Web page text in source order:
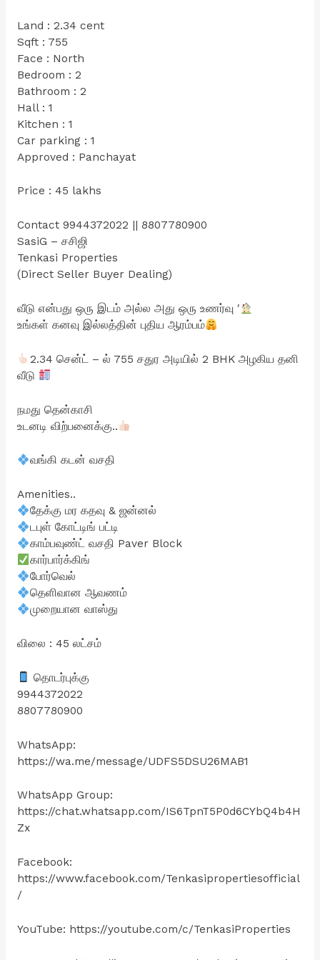
Land : 2.34 cent
Sqft : 755
Face : North
Bedroom : 2
Bathroom : 2
Hall : 1
Kitchen : 1
Car parking : 1
Approved : Panchayat
Price : 45 lakhs
Contact 9944372022 || 8807780900
SasiG – சசிஜி
Tenkasi Properties
(Direct Seller Buyer Dealing)
வீடு என்பது ஒரு இடம் அல்ல அது ஒரு உணர்வு ′
உங்கள் கனவு இல்லத்தின் புதிய ஆரம்பம்
2.34 சென்ட் – ல் 755 சதுர அடியில் 2 BHK அழகிய தனி
வீடு
நமது தென்காசி
உடனடி விற்பனைக்கு..
வங்கி கடன் வசதி
Amenities..
தேக்கு மர கதவு & ஜன்னல்
டபுள் கோட்டிங் பட்டி
காம்பவுண்ட் வசதி Paver Block
கார்பார்க்கிங்
போர்வெல்
தெளிவான ஆவணம்
முறையான வாஸ்து
விலை : 45 லட்சம்
தொடர்புக்கு
9944372022
8807780900
WhatsApp:
https://wa.me/message/UDFS5DSU26MAB1
WhatsApp Group:
https://chat.whatsapp.com/IS6TpnT5P0d6CYbQ4b4H
Zx
Facebook:
https://www.facebook.com/Tenkasipropertiesofficial
/
YouTube: https://youtube.com/c/TenkasiProperties